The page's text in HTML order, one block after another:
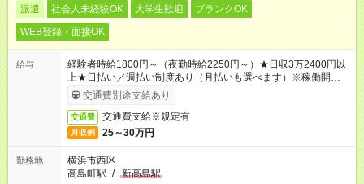
派遣 社会人未経験OK 大学生歓迎
ブランクOK
WEB登録・面接OK
給与
経験者時給1800円～（夜勤時給2250円～）★日収3万2400円以
上★日払い／週払い制度あり（月払いも選べます）※稼働開始時
は手続き完了次第のお支払いとなります。
交通費別途支給あり
交通費 交通費支給※規定有
月収例 25～30万円
勤務地
横浜市西区
高島町駅 / 新高島駅